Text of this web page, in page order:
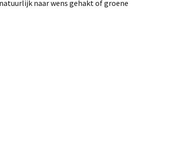
naar wens gehakt of groene